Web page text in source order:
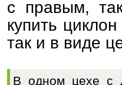
с правым,
купить
так и в виде
В одном цехе с